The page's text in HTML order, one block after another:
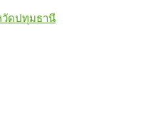
วัดปทุมธานี